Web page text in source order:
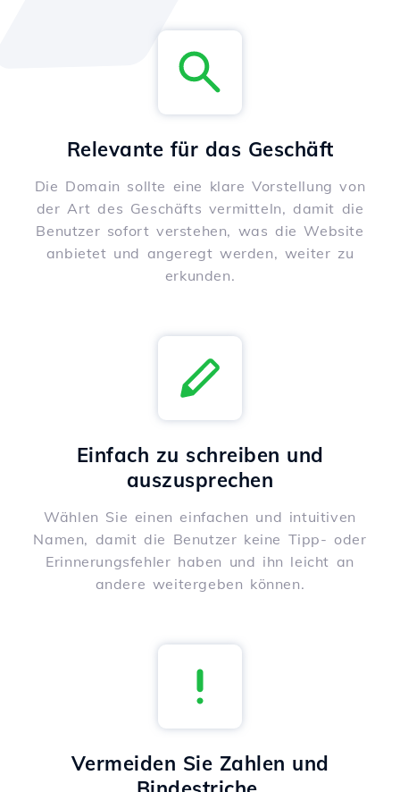
Relevante für das Geschäft
Die Domain sollte eine klare Vorstellung von
der Art des Geschäfts vermitteln, damit die
Benutzer sofort verstehen, was die Website
anbietet und angeregt werden, weiter zu
erkunden.
Einfach zu schreiben und
auszusprechen
Wählen Sie einen einfachen und intuitiven
Namen, damit die Benutzer keine Tipp- oder
Erinnerungsfehler haben und ihn leicht an
andere weitergeben können.
Vermeiden Sie Zahlen und